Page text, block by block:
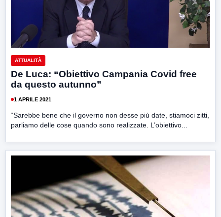
ATTUALITÀ
De Luca: “Obiettivo Campania Covid free
da questo autunno”
1 APRILE 2021
“Sarebbe bene che il governo non desse più date, stiamoci zitti,
parliamo delle cose quando sono realizzate. L’obiettivo...